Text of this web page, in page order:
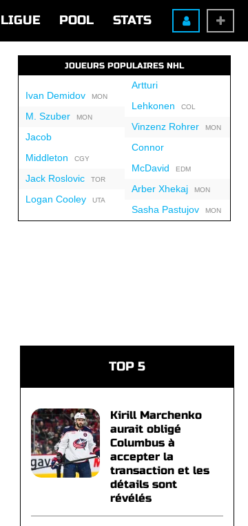
LIGUE POOL STATS
JOUEURS POPULAIRES NHL
Ivan DemidovMON
M. SzuberMON
Jacob
Middleton CGY
Jack RoslovicTOR
Logan CooleyUTA
Artturi
Lehkonen COL
Vinzenz RohrerMON
Connor
McDavid EDM
Arber XhekajMON
Sasha PastujovMON
TOP 5
Kirill Marchenko
aurait obligé
Columbus à
accepter la
transaction et les
détails sont
révélés